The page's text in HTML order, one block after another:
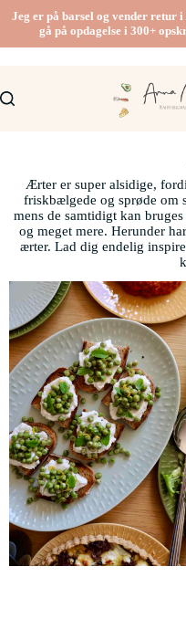
Jeg er på barsel og vender retur
gå på opdagelse i 300+
Ærter er super alsidige,
friskbælgede og sprøde om
mens de samtidigt kan
og meget mere. Herunder
ærter. Lad dig endelig